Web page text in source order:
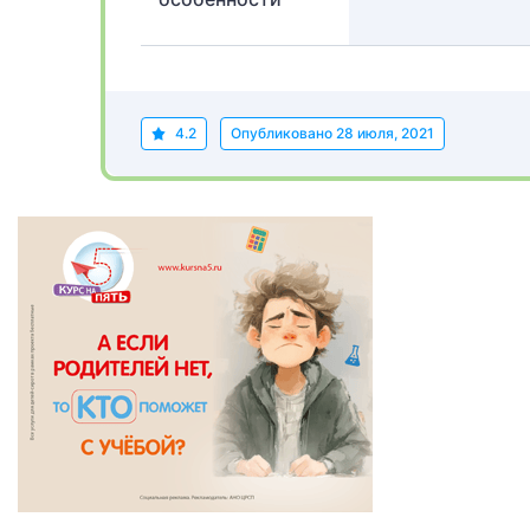
4.2 Опубликовано 28 июля, 2021